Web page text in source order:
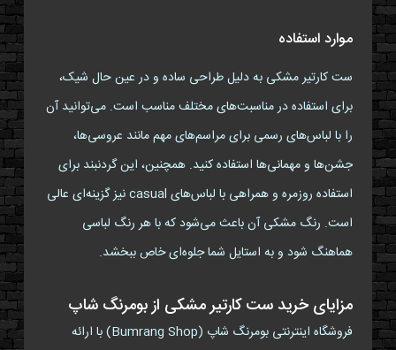
موارد استفاده
ست کارتیر مشکی به دلیل طراحی ساده و در عین حال شیک،
برای استفاده در مناسبت‌های مختلف مناسب است. می‌توانید آن
را با لباس‌های رسمی برای مراسم‌های مهم مانند عروسی‌ها،
جشن‌ها و مهمانی‌ها استفاده کنید. همچنین، این گردنبند برای
استفاده روزمره و همراهی با لباس‌های casual نیز گزینه‌ای عالی
است. رنگ مشکی آن باعث می‌شود که با هر رنگ لباسی
هماهنگ شود و به استایل شما جلوه‌ای خاص ببخشد.
مزایای خرید ست کارتیر مشکی از بومرنگ شاپ
فروشگاه اینترنتی بومرنگ شاپ (Bumrang Shop) با ارائه